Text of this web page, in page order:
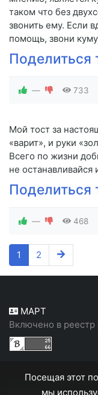
таком что без
звонить ему. Если
помощь, звони
Поделиться
— 733
Мой тост за
«варит», и руки
Всего по жизни
не останавливайся
Поделиться
— 468
1 2
МАРТ
Включено в реестр
Посещая этот
мы